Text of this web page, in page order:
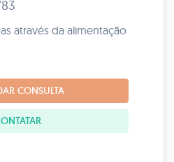
através da alimentação
CONSULTA